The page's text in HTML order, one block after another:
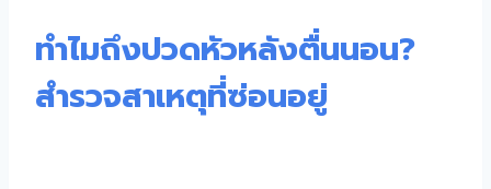
ทำไมถึงปวดหัวหลังตื่นนอน?
สำรวจสาเหตุที่ซ่อนอยู่